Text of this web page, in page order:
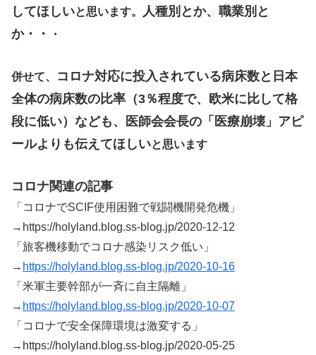
してほしいと思います。
人種別とか、職業別と
か・・
・
併せて、
コロナ対応に投入されている病床数と日本
全体の病床数の比率（3％程度で、欧米に比して格
段に低い）なども、医師会会長の「医療崩壊」アピ
ールよりも伝えてほしいと思います
コロナ関連の記事
「コロナでSCIF使用困難で戦闘機開発危機」
→https://holyland.blog.ss-blog.jp/2020-12-12
「旅客機移動でコロナ感染リスク低い」
→ https://holyland.blog.ss-blog.jp/2020-10-16
「米軍主要幹部が一斉に自主隔離」
→ https://holyland.blog.ss-blog.jp/2020-10-07
「コロナで安全保障環境は激変する」
→https://holyland.blog.ss-blog.jp/2020-05-25